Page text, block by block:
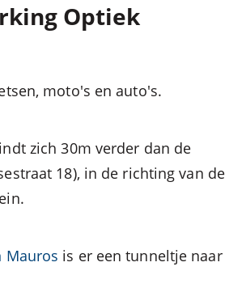
Optiek
moto's en auto's.
zich 30m verder dan de
18), in de richting van de
Mauros is er een tunneltje naar